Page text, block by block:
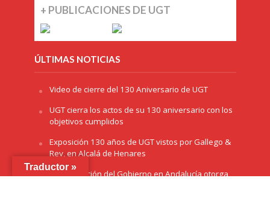
+ PUBLICACIONES DE UGT
ÚLTIMAS NOTICIAS
Video de cierre del 130 Aniversario de UGT
UGT cierra los actos de su 130 aniversario con los
objetivos cumplidos
Exposición 130 años de UGT vistos por Gallego &
Rey, en Alcalá de Henares
La Delegación del Gobierno en Andalucía otorga
Traductor »